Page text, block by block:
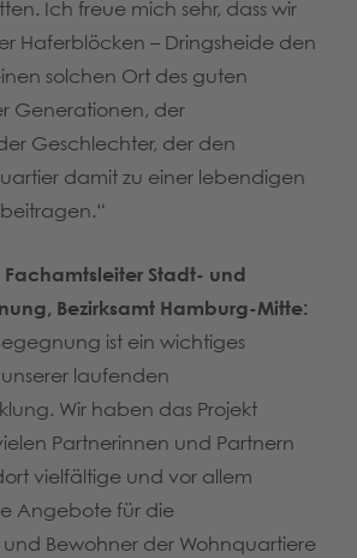
Ich freue mich sehr, dass wir
Haferblöcken – Dringsheide den
solchen Ort des guten
Generationen, der
Geschlechter, der den
damit zu einer lebendigen
Stadt- und
Bezirksamt Hamburg-Mitte:
ist ein wichtiges
laufenden
Wir haben das Projekt
Partnerinnen und Partnern
vielfältige und vor allem
Angebote für die
Bewohner der Wohnquartiere